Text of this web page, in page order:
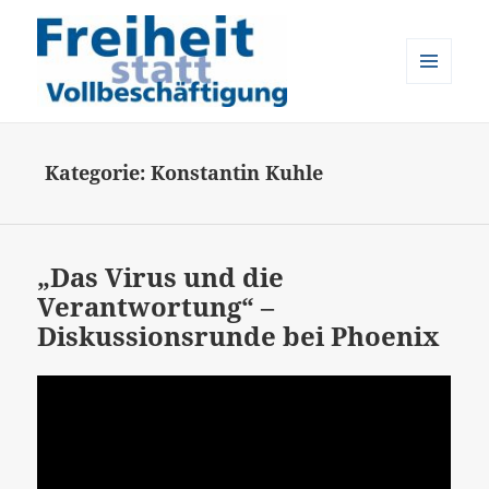
Kategorie:Konstantin Kuhle
„Das Virus und die
Verantwortung“ –
Diskussionsrunde bei Phoenix